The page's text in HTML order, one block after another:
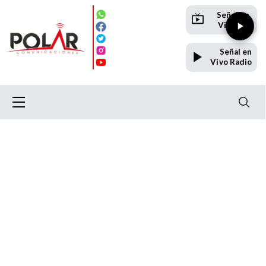
Señal en
Vivo TV
Señal en
Vivo Radio